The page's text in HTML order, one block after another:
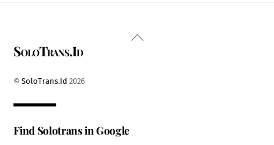
Back
SoloTrans.Id
©SoloTrans.Id 2026
Find Solotrans in Google